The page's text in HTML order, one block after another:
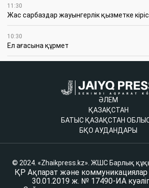
11:30
Жас сарбаздар жауынгерлік қызметке
10:30
Ел ағасына құрмет
ӘЛЕМ
ҚАЗАҚСТАН
БАТЫС ҚАЗАҚСТАН
БҚО АУДАНДАРЫ
© 2024. «Zhaikpress.kz». ЖШС Барлық
ҚР Ақпарат және коммуникациялар
30.01.2019 ж. № 17490-ИА